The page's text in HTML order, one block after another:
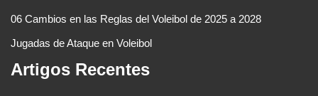
06 Cambios en las Reglas del Voleibol de 2025 a 2028
Jugadas de Ataque en Voleibol
Artigos Recentes